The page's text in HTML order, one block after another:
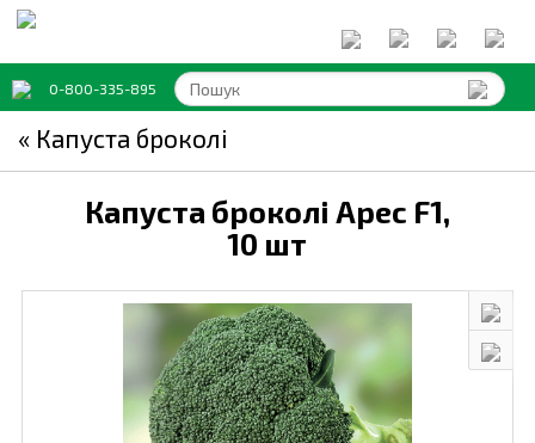
0-800-335-895
« Капуста броколі
Капуста броколі Арес F1,
10 шт